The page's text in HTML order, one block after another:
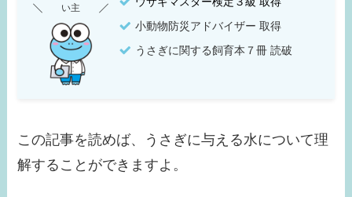
小動物防災アドバイザー 取得
うさぎに関する飼育本７冊 読破
い主
この記事を読めば、うさぎに与える水について理
解することができますよ。